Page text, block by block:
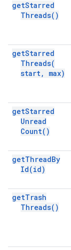
getStarred
Threads( )
getStarred
Threads(
start, max)
getStarred
Unread
Count( )
getThreadBy
Id(id)
getTrash
Threads( )